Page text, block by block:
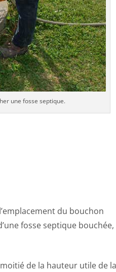
une fosse septique.
du bouchon
fosse septique bouchée,
de la hauteur utile de la